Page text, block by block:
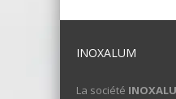
INOXALUM
La société